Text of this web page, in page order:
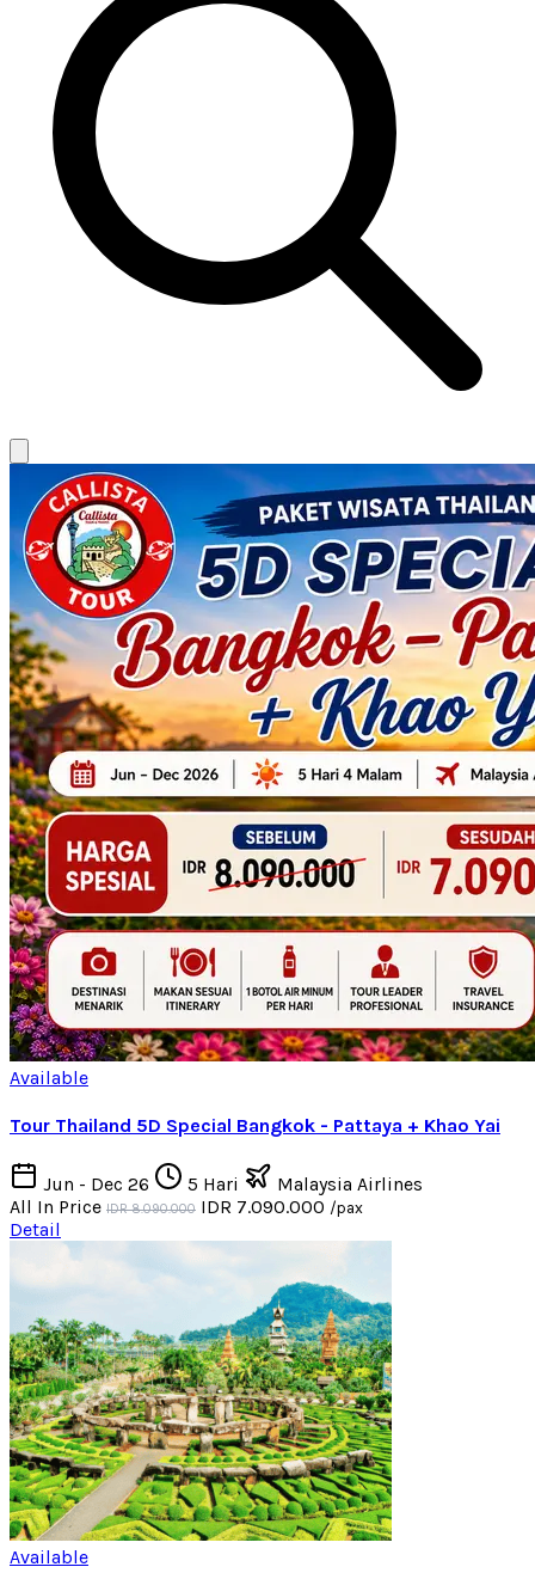
Available
Tour Thailand 5D Special Bangkok - Pattaya + Khao Yai
Jun - Dec 26 5 Hari
Malaysia Airlines
All In Price IDR 8.090.000 IDR 7.090.000 /pax
Detail
Available